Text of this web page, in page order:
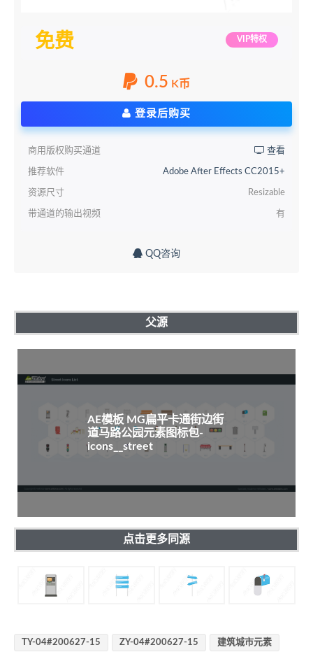
免费 VIP特权
0.5 K币
登录后购买
商用版权购买通道 查看
推荐软件 Adobe After Effects CC2015+
资源尺寸 Resizable
带通道的输出视频 有
QQ咨询
父源
AE模板 MG扁平卡通街边街
道马路公园元素图标包-
icons__street
点击更多同源
TY-04#200627-15 ZY-04#200627-15 建筑城市元素